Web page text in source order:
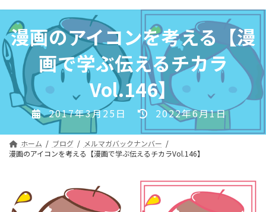
コ
テ
ン
ツ
へ
ナ
ゲ
ー
シ
ョ
漫画のアイコンを考える【漫
画で学ぶ伝えるチカラ
Vol.146】
2017年3月25日
最
終
更
新
時
:
2022年6月1日
ホーム ブログ
メルマガバックナンバー
漫画のアイコンを考える【漫画で学ぶ伝えるチカラVol.146】